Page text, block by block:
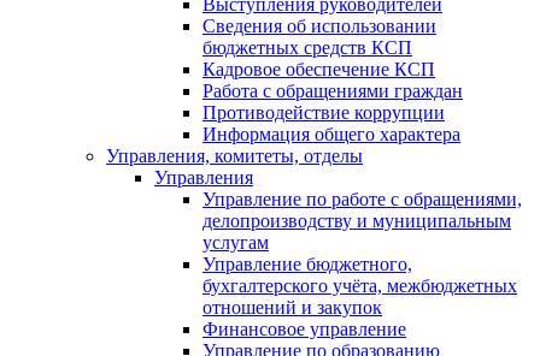
Выступления руководителей
Сведения об использовании
бюджетных средств КСП
Кадровое обеспечение КСП
Работа с обращениями граждан
Противодействие коррупции
Информация общего характера
Управления, комитеты, отделы
Управления
Управление по работе с обращениями,
делопроизводству и муниципальным
услугам
Управление бюджетного,
бухгалтерского учёта, межбюджетных
отношений и закупок
Финансовое управление
Управление по образованию